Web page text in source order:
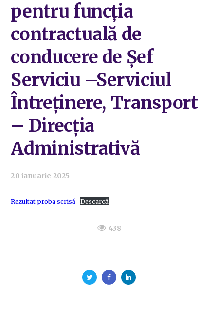
pentru funcția
contractuală de
conducere de Șef
Serviciu –Serviciul
Întreținere, Transport
– Direcția
Administrativă
20 ianuarie 2025
Rezultat proba scrisă Descarcă
438